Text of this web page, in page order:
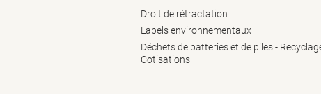
Droit de rétractation
Labels environnementaux
Déchets de batteries et de piles -
Cotisations